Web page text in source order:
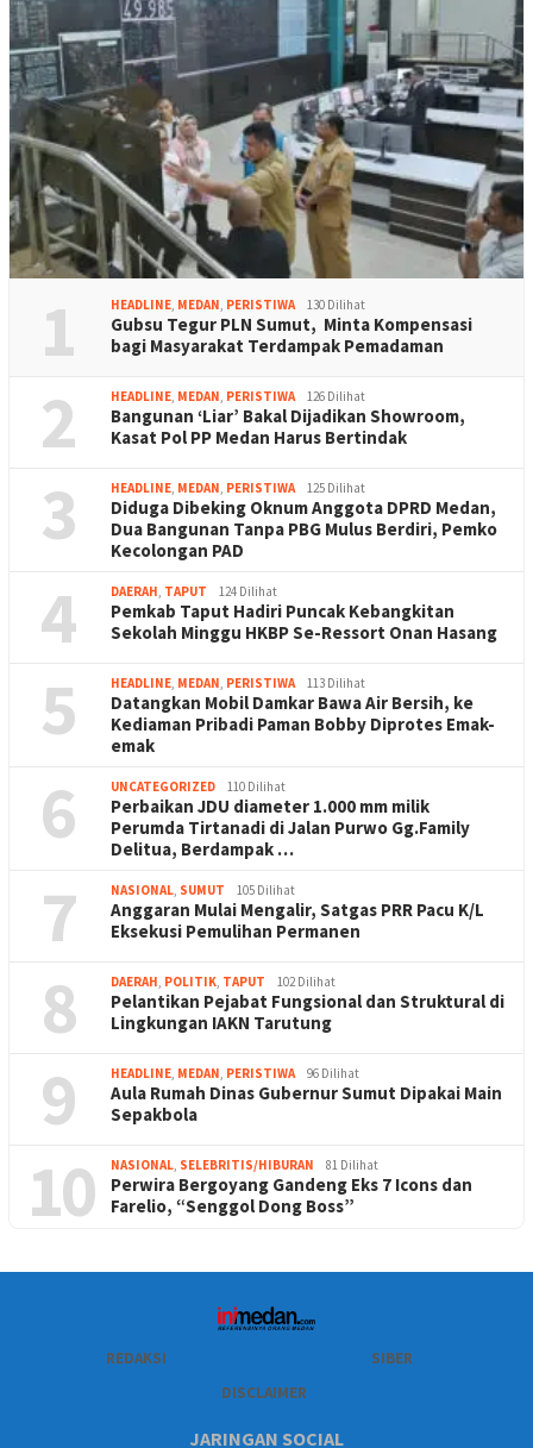
1 HEADLINE, MEDAN, PERISTIWA 130 Dilihat
Gubsu Tegur PLN Sumut, Minta Kompensasi
bagi Masyarakat Terdampak Pemadaman
2 HEADLINE, MEDAN, PERISTIWA 126 Dilihat
Bangunan ‘Liar’ Bakal Dijadikan Showroom,
Kasat Pol PP Medan Harus Bertindak
3 HEADLINE, MEDAN, PERISTIWA 125 Dilihat
Diduga Dibeking Oknum Anggota DPRD Medan,
Dua Bangunan Tanpa PBG Mulus Berdiri, Pemko
Kecolongan PAD
4 DAERAH, TAPUT 124 Dilihat
Pemkab Taput Hadiri Puncak Kebangkitan
Sekolah Minggu HKBP Se-Ressort Onan Hasang
5 HEADLINE, MEDAN, PERISTIWA 113 Dilihat
Datangkan Mobil Damkar Bawa Air Bersih, ke
Kediaman Pribadi Paman Bobby Diprotes Emak-
emak
6 UNCATEGORIZED 110 Dilihat
Perbaikan JDU diameter 1.000 mm milik
Perumda Tirtanadi di Jalan Purwo Gg.Family
Delitua, Berdampak …
7 NASIONAL, SUMUT 105 Dilihat
Anggaran Mulai Mengalir, Satgas PRR Pacu K/L
Eksekusi Pemulihan Permanen
8 DAERAH, POLITIK, TAPUT 102 Dilihat
Pelantikan Pejabat Fungsional dan Struktural di
Lingkungan IAKN Tarutung
9 HEADLINE, MEDAN, PERISTIWA 96 Dilihat
Aula Rumah Dinas Gubernur Sumut Dipakai Main
Sepakbola
10 NASIONAL, SELEBRITIS/HIBURAN 81 Dilihat
Perwira Bergoyang Gandeng Eks 7 Icons dan
Farelio, “Senggol Dong Boss”
REDAKSI
SIBER
DISCLAIMER
JARINGAN SOCIAL